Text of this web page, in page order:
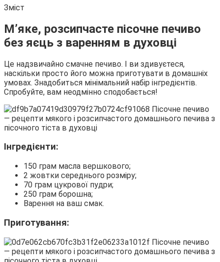
Зміст
М’яке, розсипчасте пісочне печиво
без яєць з варенням в духовці
Це надзвичайно смачне печиво. І ви здивуєтеся,
наскільки просто його можна приготувати в домашніх
умовах. Знадобиться мінімальний набір інгредієнтів.
Спробуйте, вам неодмінно сподобається!
Інгредієнти:
150 грам масла вершкового;
2 жовтки середнього розміру;
70 грам цукрової пудри;
250 грам борошна;
Варення на ваш смак.
Приготування: